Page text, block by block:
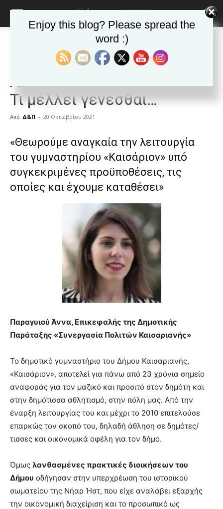
Άρθρα
Άρθρα Δημοφιλή άρθρα
ΚΑΙΣΑΡΙΑΝΗ
Νέα της Καισαριανής
Α. Παραγυιού: «Καισάριον»:
Τι μέλλει γενέσθαι…
Από Δ&Π - 20 Οκτωβρίου 2021
lesbians
very
cam
show.desi
«Θεωρούμε αναγκαία την λειτουργία
του γυμναστηρίου «Καισάριον» υπό
συγκεκριμένες προϋποθέσεις, τις
οποίες και έχουμε καταθέσει»
Παραγυιού Άννα, Επικεφαλής της Δημοτικής
Παράταξης «Συνεργασία Πολιτών Καισαριανής»
Το δημοτικό γυμναστήριο του Δήμου Καισαριανής,
«Καισάριον», αποτελεί για πάνω από 23 χρόνια σημείο
αναφοράς για τον μαζικό και προσιτό στον δημότη και
στην δημότισσα αθλητισμό, στην πόλη μας. Από την
έναρξη λειτουργίας του και μέχρι το 2010 επιτελούσε
επαρκώς τον σκοπό του, δηλαδή άθληση σε δημότες/
τισσες και οικονομικά οφέλη για τον δήμο.
Όμως λανθασμένες πρακτικές διοικήσεων του
Δήμου οδήγησαν στην υπερχρέωση του ιστορικού
σωματείου της Νήαρ Ήστ, που είχε αναλάβει εξαρχής
την οικονομική διαχείριση και το προσωπικό ως
Enjoy this blog? Please spread the
word :)